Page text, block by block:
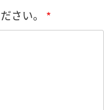
さい。